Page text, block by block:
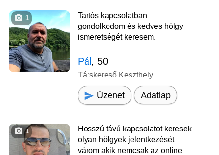
1
Tartós kapcsolatban
gondolkodom és kedves hölgy
ismeretségét keresem.
Pál, 50
Társkereső Keszthely
Üzenet Adatlap
1
Hosszú távú kapcsolatot keresek
olyan hölgyek jelentkezését
várom akik nemcsak az online